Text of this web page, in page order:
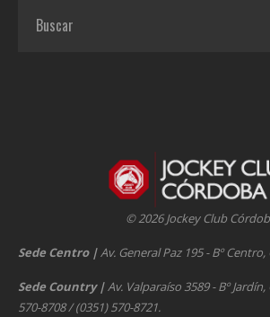
© 2026 Jockey Club
Sede Centro |Av. General Paz 195 - Bº
Sede Country |Av. Valparaíso 3589 - Bº
570-8708 / (0351) 570-8721.